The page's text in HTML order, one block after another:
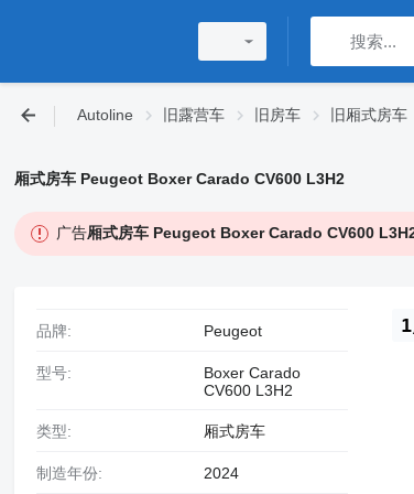
Autoline 旧露营车 旧房车 旧厢式房车
厢式房车 Peugeot Boxer Carado CV600 L3H2
广告厢式房车 Peugeot Boxer Carado CV600
品牌: Peugeot
型号:
Boxer Carado
CV600 L3H2
类型: 厢式房车
制造年份: 2024